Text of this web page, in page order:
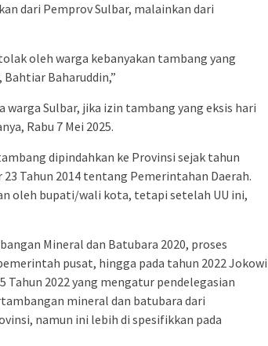
dari Pemprov Sulbar, malainkan dari
oleh warga kebanyakan tambang yang
Baharuddin,”
Sulbar, jika izin tambang yang eksis hari
Rabu 7 Mei 2025.
dipindahkan ke Provinsi sejak tahun
Tahun 2014 tentang Pemerintahan Daerah.
oleh bupati/wali kota, tetapi setelah UU ini,
Mineral dan Batubara 2020, proses
pusat, hingga pada tahun 2022 Jokowi
2022 yang mengatur pendelegasian
mineral dan batubara dari
namun ini lebih di spesifikkan pada